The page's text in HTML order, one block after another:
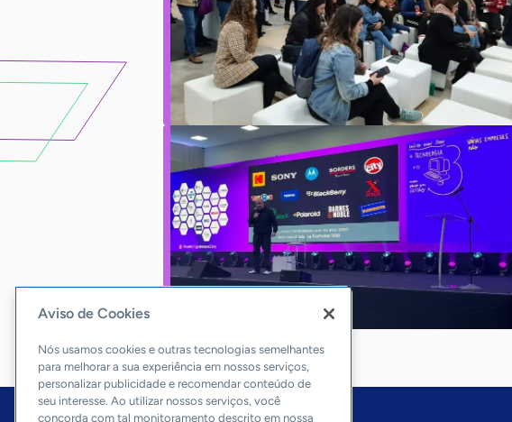
Aviso de Cookies
Nós usamos cookies e outras tecnologias semelhantes
para melhorar a sua experiência em nossos serviços,
personalizar publicidade e recomendar conteúdo de
seu interesse. Ao utilizar nossos serviços, você
concorda com tal monitoramento descrito em nossa